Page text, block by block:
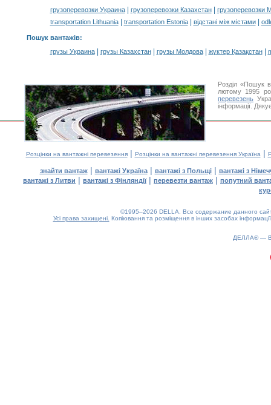
грузоперевозки Украина| грузоперевозки Казахстан|
грузоперевозки
transportation Lithuania| transportation Estonia| відстані між містами|
Пошук вантажів:
грузы Украина| грузы Казахстан| грузы Молдова| жүктер Қазақстан|
Розділ «Пошук
лютому 1995
перевезень
інформації.
Розцінки на вантажні перевезення| Розцінки на вантажні перевезення Україна |
знайти вантаж| вантажі Україна| вантажі з Польщі| вантажі з
вантажі з Литви | вантажі з Фінляндії| перевезти вантаж | попутний
©1995–2026 DELLA. Все содержание данного
Усі права захищені. Копіювання та розміщення в інших засобах
ДЕЛЛА® —